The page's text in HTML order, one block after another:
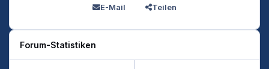
E-Mail Teilen
Forum-Statistiken